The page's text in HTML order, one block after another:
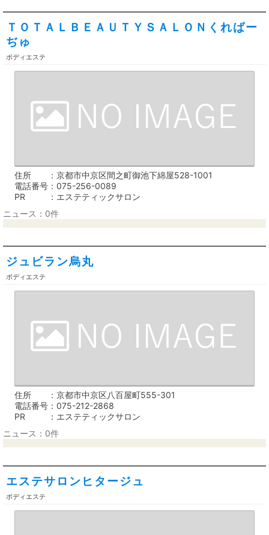
ＴＯＴＡＬＢＥＡＵＴＹＳＡＬＯＮくればー
ぢゅ
ボディエステ
住所
京都市中京区間之町御池下綿屋528-1001
電話番号
075-256-0089
PR
エステティックサロン
ニュース：0件
ジュビラン烏丸
ボディエステ
住所
京都市中京区八百屋町555-301
電話番号
075-212-2868
PR
エステティックサロン
ニュース：0件
エステサロンヒタージュ
ボディエステ